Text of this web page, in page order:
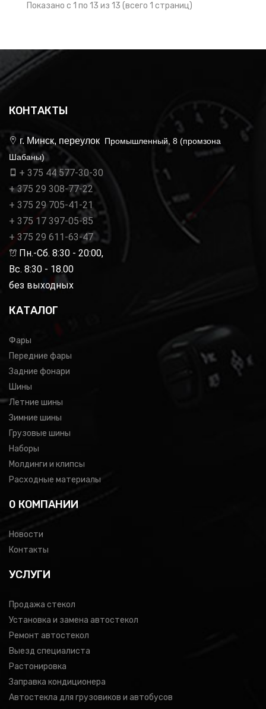
Показано с 1 по 13 из 13 (всего 1 страниц)
КОНТАКТЫ
г. Минск, переулок Промышленный, 8 (промзона
Шабаны)
+ 375 44 577-30-30
+ 375 29 308-77-22
+ 375 29 705-41-21
+ 375 17 397-05-85
+ 375 29 611-63-47
Пн.-Сб. 8:30 - 20:00,
Вс. 8:30 - 18.00
без выходных
КАТАЛОГ
Фары
Передние фары
Задние фонари
Шины
Летние шины
Зимние шины
Грузовые шины
Наборы
Молдинги и клипсы
Расходные материалы
0 КОМПАНИИ
Новости
Контакты
УСЛУГИ
Продажа стекол
Установка и замена автостекол
Ремонт автостекол
Выезд специалиста
Растонировка
Заправка кондиционера
Автостекла для грузовиков и автобусов